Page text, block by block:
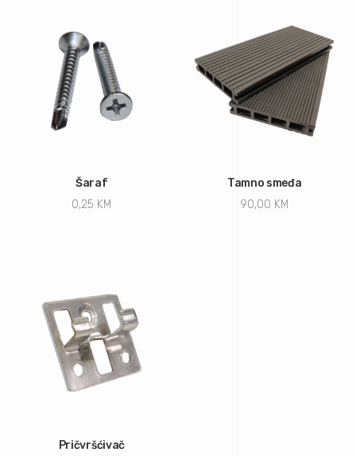
Šaraf
0,25 KM
Tamno smeđa
90,00 KM
Pričvršćivač